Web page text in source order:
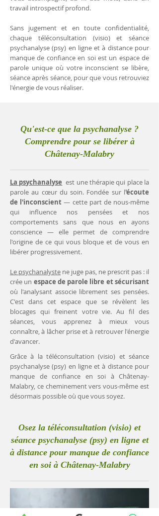
travail introspectif profond.
Sans jugement et en toute confidentialité,
chaque téléconsultation (visio) et séance
psychanalyse (psy) en ligne et à distance pour
manque de confiance en soi est un espace de
parole unique où votre inconscient se libère,
séance après séance, pour que vous retrouviez
l'énergie de vous réaliser.
Qu'est-ce que la psychanalyse ?
Comprendre pour se libérer à
Châtenay-Malabry
La psychanalyse est une thérapie qui place la
parole au cœur du soin. Fondée sur l'écoute
de l'inconscient— cette part de nous-même
qui influence nos pensées et nos
comportements sans que nous en ayons
conscience — elle permet de comprendre
l'origine de ce qui vous bloque et de vous en
libérer progressivement.
Le psychanalyste ne juge pas, ne prescrit pas : il
crée un espace de parole libre et sécurisant
où l'analysant associe librement ses pensées.
C'est dans cet espace que se révèlent les
blocages qui freinent votre vie. Au fil des
séances, vous apprenez à mieux vous
connaître, à lâcher prise et à retrouver l'énergie
d'avancer.
Grâce à la téléconsultation (visio) et séance
psychanalyse (psy) en ligne et à distance pour
manque de confiance en soi à Châtenay-
Malabry, ce cheminement vers vous-même est
désormais possible où que vous soyez.
Osez la téléconsultation (visio) et
séance psychanalyse (psy) en ligne et
à distance pour manque de confiance
en soi à Châtenay-Malabry